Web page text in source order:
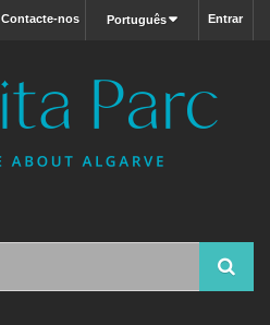
Entrar
Português
Contacte-nos